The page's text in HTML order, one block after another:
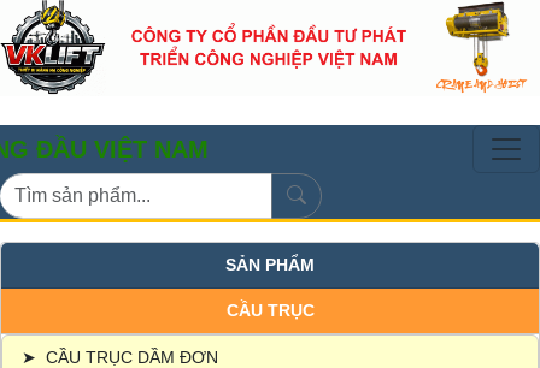
VIỆT NAM
SẢN PHẨM
CẦU TRỤC
➤ CẦU TRỤC DẦM ĐƠN